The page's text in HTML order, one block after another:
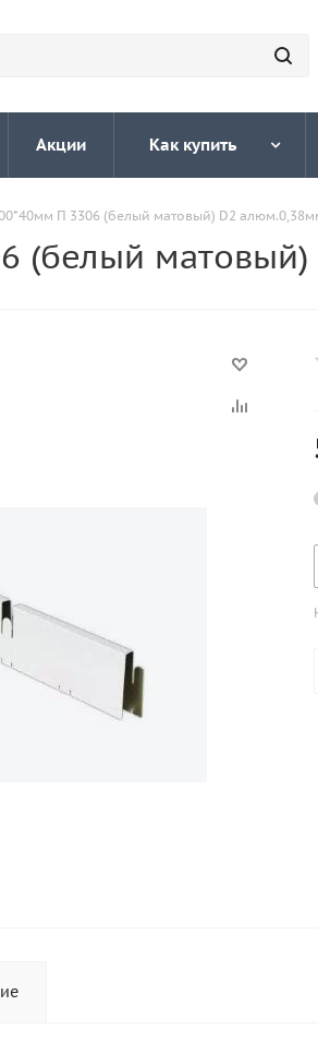
Акции Как купить
П 3306 (белый матовый) D2
(белый